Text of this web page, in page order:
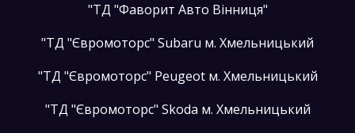
"ТД "Фаворит Авто Вінниця"
"ТД "Євромоторс" Subaru м. Хмельницький
"ТД "Євромоторс" Peugeot м. Хмельницький
"ТД "Євромоторс" Skoda м. Хмельницький